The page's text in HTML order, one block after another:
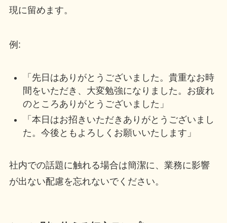
現に留めます。
例:
「先日はありがとうございました。貴重なお時
間をいただき、大変勉強になりました。お疲れ
のところありがとうございました」
「本日はお招きいただきありがとうございまし
た。今後ともよろしくお願いいたします」
社内での話題に触れる場合は簡潔に、業務に影響
が出ない配慮を忘れないでください。